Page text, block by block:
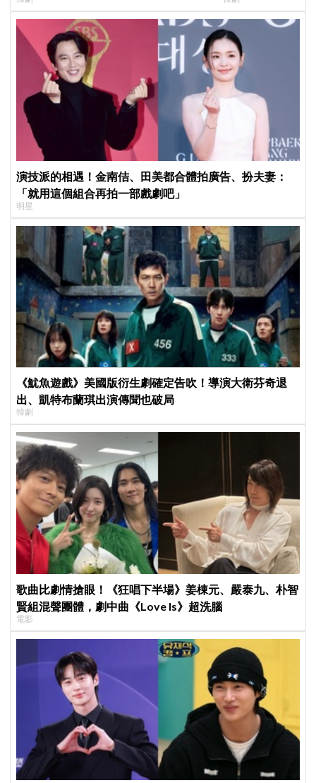
小很多XD 製作發表會，甜
演技派的相遇！金南佶、田美都合體拍廣告、扮夫妻：
「就用這個組合再拍一部戲劇吧」
明星
《魷魚遊戲》美國版衍生劇確定告吹！導演大衛芬奇退
出、凱特布蘭琪出演傳聞也破局
韓劇
歌曲比劇情搶眼！《狂唱下半場》姜棟元、嚴泰九、朴智
賢組混聲團體，劇中曲《Love Is》超洗腦
電影